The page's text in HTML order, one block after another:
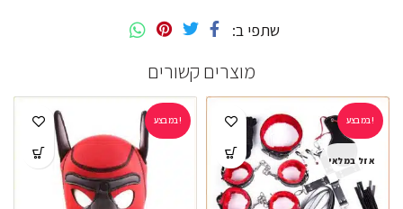
שתפי ב
מוצרים קשורים
במבצע!
אזל במלאי
במבצע!